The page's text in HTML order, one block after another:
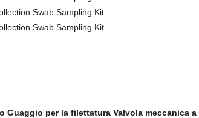
Guaggio per la filettatura Valvola meccanica a